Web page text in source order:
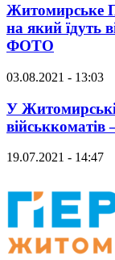
Житомирське
на який їдуть
ФОТО
03.08.2021 - 13:03
У
військкоматів
19.07.2021 - 14:47